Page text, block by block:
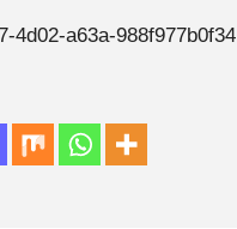
4d02-a63a-988f977b0f34